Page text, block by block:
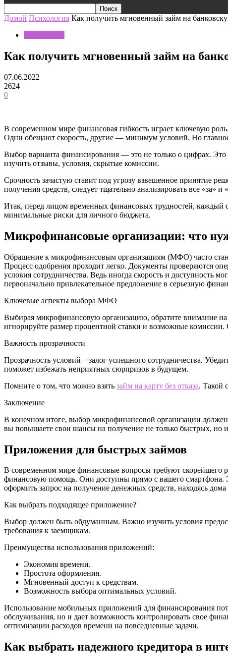
Домой Психология Как получить мгновенный займ на
Как получить мгновенный займ на
07.06.2022
2624
0
В современном мире финансовая гибкость играет ключевую
Одни обещают скорость, другие — минимум условий. Но
Выбор варианта финансирования — это не только о цифрах.
изучить отзывы, условия, скрытые комиссии.
Срочность зачастую ставит под угрозу взвешенное принятие
получения средств, следует тщательно анализировать все «за» и
Итак, перед лицом временных финансовых трудностей, каждый
минимальные риски для личного бюджета.
Микрофинансовые организации: что
Обращение к микрофинансовым организациям (МФО) часто
Процесс одобрения проходит легко. Документы проверяются
условия сотрудничества. Ведь иногда скорость и доступность
первоначально привлекательное предложение в серьезную
Ключевые аспекты выбора МФО
Выбирая микрофинансовую организацию, обратите внимание
игнорируйте размер процентной ставки и возможные комиссии.
Важность прозрачности
Прозрачность условий – залог успешного сотрудничества.
поможет избежать неприятных сюрпризов в будущем.
Помните о том, что можно взять займ на карту без отказа. Такой
Заключение
В конечном итоге, выбор микрофинансовой организации
вы повышаете свои шансы на получение не только быстрых, но
Приложения для быстрых займов
В современном мире финансовые вопросы требуют
финансовую помощь. Они доступны прямо с вашего смартфона.
оформить запрос на получение денежных средств, находясь
Как выбрать подходящее приложение?
Выбор должен быть обдуманным. Важно изучить условия
требования к заемщикам.
Преимущества использования приложений:
Экономия времени.
Простота оформления.
Мгновенный доступ к средствам.
Возможность выбора оптимальных условий.
Использование мобильных приложений для финансирования
обслуживания, но и дает возможность контролировать свое
оптимизации расходов времени на повседневные задачи.
Как выбрать надежного кредитора в